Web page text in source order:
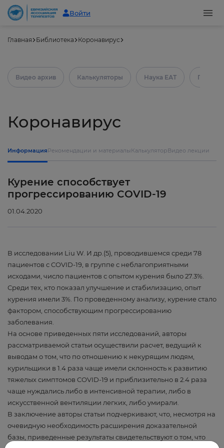
Войти
Главная Библиотека Коронавирус
Видео архив Калькуляторы Наука ЕАТ
Коронавирус
ИнформацияРекомендации и материалыКалькуляторВидео лекции
Курение способствует
прогрессированию COVID-19
01.04.2020
В исследовании Liu W. И др.(5), проводившемся среди 78
пациентов с COVID-19, в группе с неблагоприятными
исходами, число пациентов с опытом курения было 27.3%.
Среди тех, кто показал улучшение и стабилизацию, опыт
курения имели 3%. По проведенному анализу, курение стало
фактором, способствующим прогрессированию
заболевания.
На основе приведенных пяти исследований, авторы
рассматриваемой статьи осуществили расчет, ведущий к
выводам о том, что по отношению к некурящим людям,
курильщики в 1.4 раза чаще имели склонность к развитию
тяжелых симптомов COVID-19 и приблизительно в 2.4 раза
чаще нуждались либо в интенсивной терапии, либо в
искусственной вентиляции легких, либо умирали.
В заключение авторы статьи подчеркивают, что, несмотря на
очевидную необходимость расширения доказательной
базы, приведенные результаты свидетельствуют о том, что